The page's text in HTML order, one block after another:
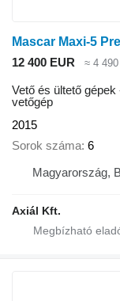
Mascar Maxi-5
12 400 EUR
≈ 4
Vető és ültető
vetőgép
2015
Sorok száma 6
Magyarország,
Axiál Kft.